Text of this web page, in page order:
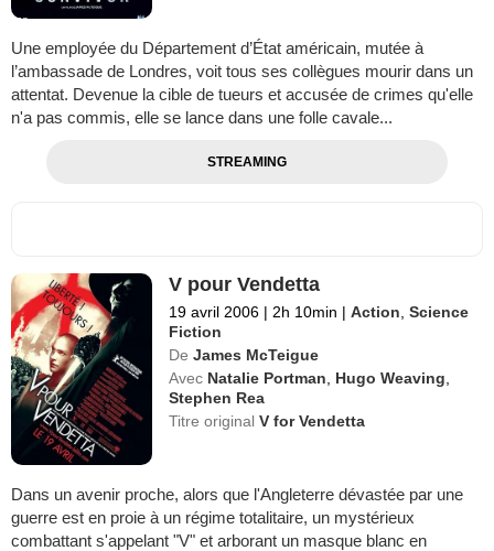
Une employée du Département d’État américain, mutée à
l’ambassade de Londres, voit tous ses collègues mourir dans un
attentat. Devenue la cible de tueurs et accusée de crimes qu'elle
n'a pas commis, elle se lance dans une folle cavale...
STREAMING
V pour Vendetta
19 avril 2006 | 2h 10min | Action ,Science
Fiction
De James McTeigue
Avec Natalie Portman Hugo Weaving
Stephen Rea
Titre originalV for Vendetta
Dans un avenir proche, alors que l'Angleterre dévastée par une
guerre est en proie à un régime totalitaire, un mystérieux
combattant s'appelant "V" et arborant un masque blanc en